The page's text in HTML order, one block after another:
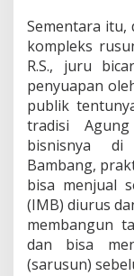
Sementara itu,
kompleks
R.S., juru
penyuapan
publik
tradisi
bisnisnya di
Bambang,
bisa menjual
(IMB) diurus
membangun
dan bisa
(sarusun)